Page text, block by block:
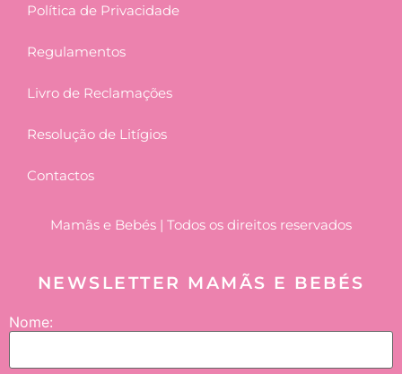
Política de Privacidade
Regulamentos
Livro de Reclamações
Resolução de Litígios
Contactos
Mamãs e Bebés | Todos os direitos reservados
NEWSLETTER MAMÃS E BEBÉS
Nome: